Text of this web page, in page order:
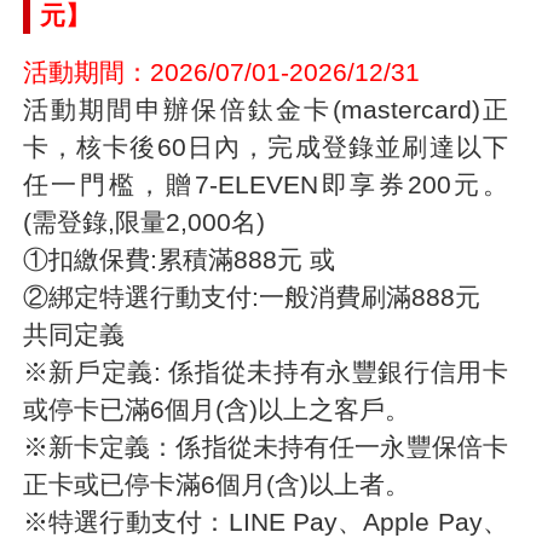
元】
活動期間：2026/07/01-2026/12/31
活動期間申辦保倍鈦金卡(mastercard)正
卡，核卡後60日內，完成登錄並刷達以下
任一門檻，贈7-ELEVEN即享券200元。
(需登錄,限量2,000名)
①扣繳保費:累積滿888元 或
②綁定特選行動支付:一般消費刷滿888元
共同定義
※新戶定義: 係指從未持有永豐銀行信用卡
或停卡已滿6個月(含)以上之客戶。
※新卡定義：係指從未持有任一永豐保倍卡
正卡或已停卡滿6個月(含)以上者。
※特選行動支付：LINE Pay、Apple Pay、